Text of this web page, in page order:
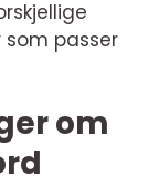
passer
om